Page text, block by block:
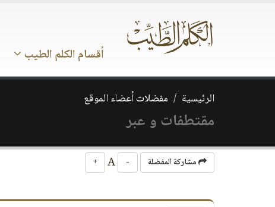
أقسام الكلم الطيب
الرئيسية مفضلات أعضاء الموقع
مقتطفات و عبر
مشاركة المفضلة -
+